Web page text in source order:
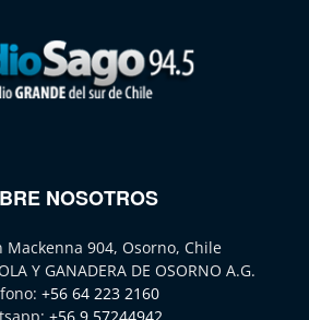
NOSOTROS
Mackenna 904, Osorno, Chile
Y GANADERA DE OSORNO A.G.
+56 64 223 2160